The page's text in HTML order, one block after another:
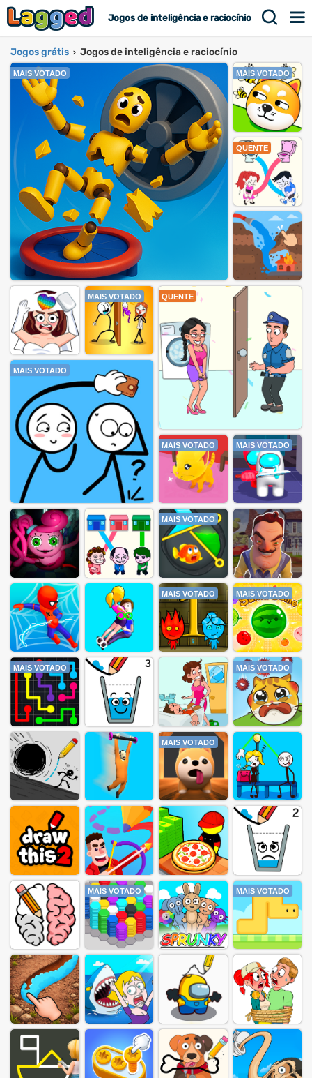
Jogos de inteligência e raciocínio
Jogos grátis › Jogos de inteligência e raciocínio
MAIS VOTADO
QUENTE
MAIS VOTADO
MAIS VOTADO
QUENTE
MAIS VOTADO
MAIS VOTADO MAIS VOTADO
MAIS VOTADO
MAIS VOTADO MAIS VOTADO
MAIS VOTADO MAIS VOTADO
MAIS VOTADO
MAIS VOTADO MAIS VOTADO